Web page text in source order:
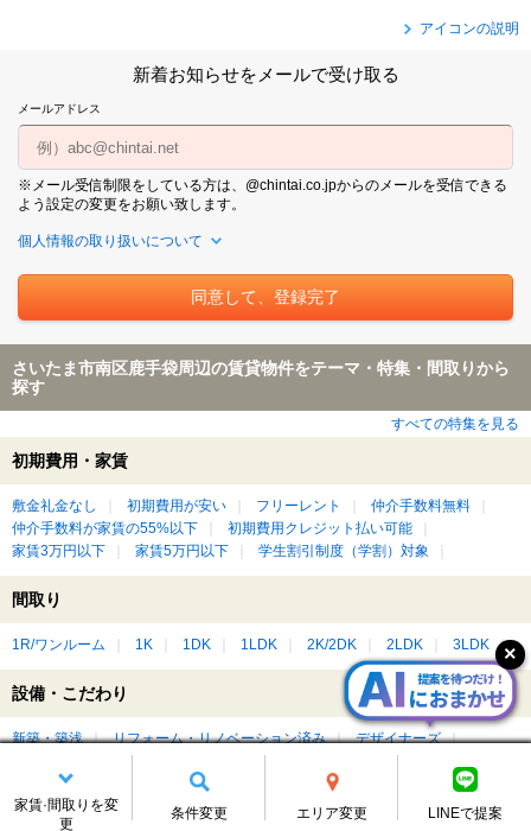
家賃·間取りを変
更
条件変更 エリア変更 LINEで提案
アイコンの説明
新着お知らせをメールで受け取る
メールアドレス
※メール受信制限をしている方は、@chintai.co.jpからのメールを受信できる
よう設定の変更をお願い致します。
個人情報の取り扱いについて
さいたま市南区鹿手袋周辺の賃貸物件をテーマ・特集・間取りから
探す
すべての特集を見る
初期費用・家賃
敷金礼金なし 初期費用が安い フリーレント
仲介手数料無料
仲介手数料が家賃の55%以下
初期費用クレジット払い可能
家賃3万円以下
家賃5万円以下 学生割引制度（学割）対象
間取り
1R/ワンルーム 1K 1DK 1LDK 2K/2DK 2LDK 3LDK
設備・こだわり
新築・築浅 リフォーム・リノベーション済み
デザイナーズ
食器洗浄乾燥機（食洗機）付き
カウンターキッチン付き
収納重視
バリアフリー
広いワンルーム
広いリビング・ダイニングがある